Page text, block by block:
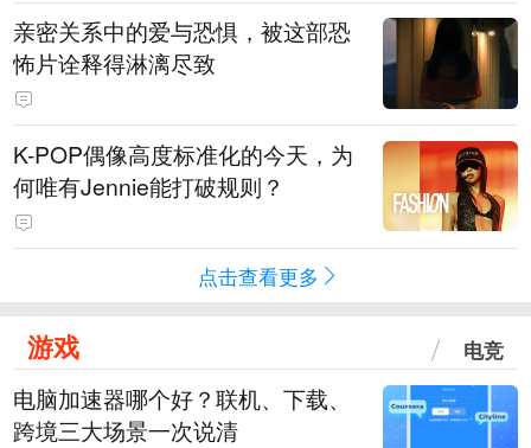
亲密关系中的爱与恐惧，被这部恐
怖片诠释得淋漓尽致
K-POP偶像高度标准化的今天，为
何唯有Jennie能打破规则？
点击查看更多
游戏 电竞
电脑加速器哪个好？联机、下载、
跨境三大场景一次说清